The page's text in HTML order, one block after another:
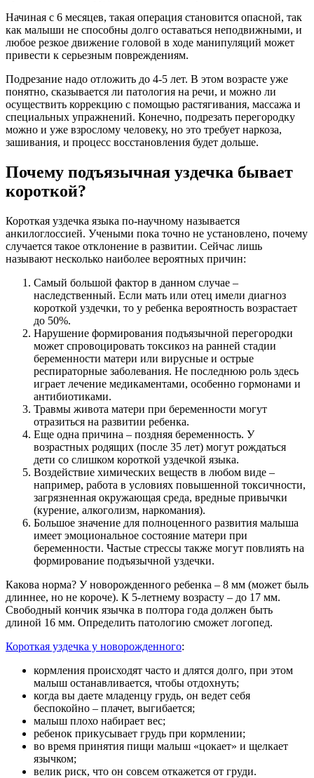
Начиная с 6 месяцев, такая операция становится опасной, так
как малыши не способны долго оставаться неподвижными, и
любое резкое движение головой в ходе манипуляций может
привести к серьезным повреждениям.
Подрезание надо отложить до 4-5 лет. В этом возрасте уже
понятно, сказывается ли патология на речи, и можно ли
осуществить коррекцию с помощью растягивания, массажа и
специальных упражнений. Конечно, подрезать перегородку
можно и уже взрослому человеку, но это требует наркоза,
зашивания, и процесс восстановления будет дольше.
Почему подъязычная уздечка бывает
короткой?
Короткая уздечка языка по-научному называется
анкилоглоссией. Учеными пока точно не установлено, почему
случается такое отклонение в развитии. Сейчас лишь
называют несколько наиболее вероятных причин:
Самый большой фактор в данном случае –
наследственный. Если мать или отец имели диагноз
короткой уздечки, то у ребенка вероятность возрастает
до 50%.
Нарушение формирования подъязычной перегородки
может спровоцировать токсикоз на ранней стадии
беременности матери или вирусные и острые
респираторные заболевания. Не последнюю роль здесь
играет лечение медикаментами, особенно гормонами и
антибиотиками.
Травмы живота матери при беременности могут
отразиться на развитии ребенка.
Еще одна причина – поздняя беременность. У
возрастных родящих (после 35 лет) могут рождаться
дети со слишком короткой уздечкой языка.
Воздействие химических веществ в любом виде –
например, работа в условиях повышенной токсичности,
загрязненная окружающая среда, вредные привычки
(курение, алкоголизм, наркомания).
Большое значение для полноценного развития малыша
имеет эмоциональное состояние матери при
беременности. Частые стрессы также могут повлиять на
формирование подъязычной уздечки.
Какова норма? У новорожденного ребенка – 8 мм (может быль
длиннее, но не короче). К 5-летнему возрасту – до 17 мм.
Свободный кончик язычка в полтора года должен быть
длиной 16 мм. Определить патологию сможет логопед.
Короткая уздечка у новорожденного:
кормления происходят часто и длятся долго, при этом
малыш останавливается, чтобы отдохнуть;
когда вы даете младенцу грудь, он ведет себя
беспокойно – плачет, выгибается;
малыш плохо набирает вес;
ребенок прикусывает грудь при кормлении;
во время принятия пищи малыш «цокает» и щелкает
язычком;
велик риск, что он совсем откажется от груди.